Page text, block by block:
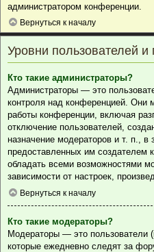
администратором конференции.
Вернуться к началу
Уровни пользователей и
Кто такие администраторы?
Администраторы — это
контроля над конференцией. Они
работы конференции, включая
отключение пользователей,
назначение модераторов и т. п., в
предоставленных им создателем
обладать всеми возможностями
зависимости от настроек,
Вернуться к началу
Кто такие модераторы?
Модераторы — это пользователи
которые ежедневно следят за